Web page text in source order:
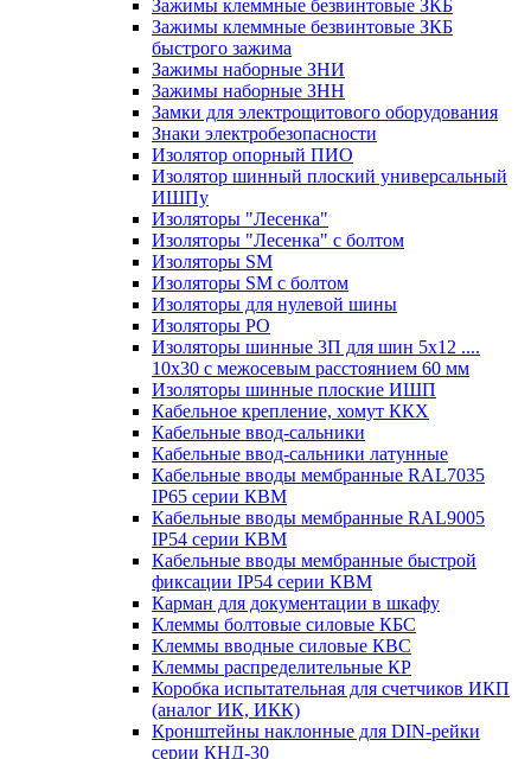
Зажимы клеммные безвинтовые ЗКБ
Зажимы клеммные безвинтовые ЗКБ
быстрого зажима
Зажимы наборные ЗНИ
Зажимы наборные ЗНН
Замки для электрощитового оборудования
Знаки электробезопасности
Изолятор опорный ПИО
Изолятор шинный плоский универсальный
ИШПу
Изоляторы "Лесенка"
Изоляторы "Лесенка" с болтом
Изоляторы SM
Изоляторы SM c болтом
Изоляторы для нулевой шины
Изоляторы РО
Изоляторы шинные 3П для шин 5х12 ....
10х30 с межосевым расстоянием 60 мм
Изоляторы шинные плоские ИШП
Кабельное крепление, хомут ККХ
Кабельные ввод-сальники
Кабельные ввод-сальники латунные
Кабельные вводы мембранные RAL7035
IP65 серии КВМ
Кабельные вводы мембранные RAL9005
IP54 серии КВМ
Кабельные вводы мембранные быстрой
фиксации IP54 серии КВМ
Карман для документации в шкафу
Клеммы болтовые силовые КБС
Клеммы вводные силовые КВС
Клеммы распределительные КР
Коробка испытательная для счетчиков ИКП
(аналог ИК, ИКК)
Кронштейны наклонные для DIN-рейки
серии КНД-30